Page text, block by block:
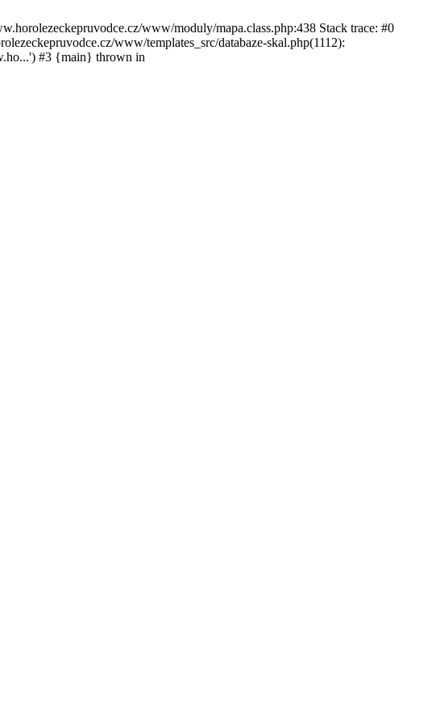
www/moduly/mapa.class.php:438 Stack trace: #0
www/templates_src/databaze-skal.php(1112):
#3 {main} thrown in